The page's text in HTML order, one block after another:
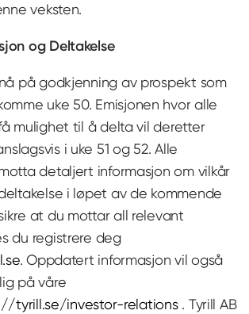
veksten.
og Deltakelse
på godkjenning av prospekt som
uke 50. Emisjonen hvor alle
mulighet til å delta vil deretter
i uke 51 og 52. Alle
detaljert informasjon om vilkår
i løpet av de kommende
at du mottar all relevant
du registrere deg
. Oppdatert informasjon vil også
på våre
tyrill.se/investor-relations. Tyrill AB